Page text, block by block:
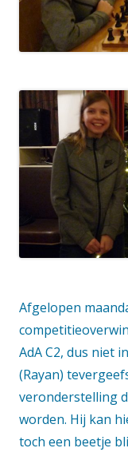
Afgelopen
AdA C2, dus niet
(Rayan)
veronderstelling
worden. Hij kan
toch een beetje